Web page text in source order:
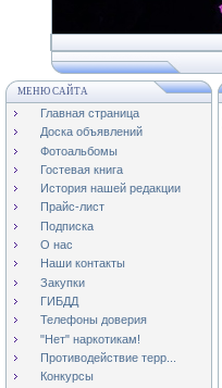
МЕНЮ САЙТА
Главная страница
Доска объявлений
Фотоальбомы
Гостевая книга
История нашей редакции
Прайс-лист
Подписка
О нас
Наши контакты
Закупки
ГИБДД
Телефоны доверия
"Нет" наркотикам!
Противодействие терр...
Конкурсы